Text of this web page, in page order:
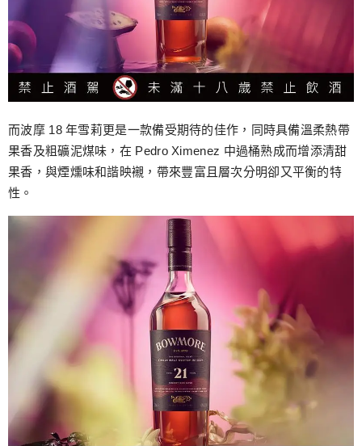
而波摩 18 年雪莉更是一款備受期待的佳作，同時具備溫柔熱帶
果香及粗礦泥煤味，在 Pedro Ximenez 中過桶熟成而增添清甜
果香，與煙燻味和諧映襯，帶來豐富且層次分明卻又平衡的特
性。